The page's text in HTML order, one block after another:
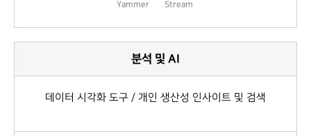
Yammer Stream
분석 및 AI
데이터 시각화 도구 / 개인 생산성 인사이트 및 검색